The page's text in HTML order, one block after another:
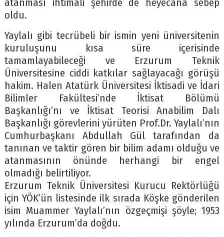
atanması ihtimali şehirde de heyecana sebep
oldu.
Yaylalı gibi tecrübeli bir ismin yeni üniversitenin
kuruluşunu kısa süre içerisinde
tamamlayabileceği ve Erzurum Teknik
Üniversitesine ciddi katkılar sağlayacağı görüşü
hakim. Halen Atatürk Üniversitesi İktisadi ve İdari
Bilimler Fakültesi’nde İktisat Bölümü
Başkanlığı’nı ve İktisat Teorisi Anabilim Dalı
Başkanlığı görevlerini yürüten Prof.Dr. Yaylalı’nın
Cumhurbaşkanı Abdullah Gül tarafından da
tanınan ve taktir gören bir bilim adamı olduğu ve
atanmasının önünde herhangi bir engel
olmadığı belirtiliyor.
Erzurum Teknik Üniversitesi Kurucu Rektörlüğü
için YÖK’ün listesinde ilk sırada Köşke gönderilen
isim Muammer Yaylalı’nın özgeçmişi şöyle; 1953
yılında Erzurum’da doğdu.